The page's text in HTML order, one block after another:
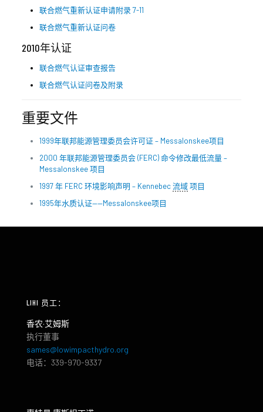
联合燃气重新认证申请附录 7-11
联合燃气重新认证问卷
2010年认证
联合燃气认证审查报告
联合燃气认证问卷及附录
重要文件
1999年联邦能源管理委员会许可证 – Messalonskee项目
2000 年联邦能源管理委员会 (FERC) 命令修改最低流量 –
Messalonskee 项目
1997 年 FERC 环境影响声明 – Kennebec流域项目
1995年水质认证——Messalonskee项目
LIHI 员工：
香农·艾姆斯
执行董事
sames@lowimpacthydro.org
电话：339-970-9337